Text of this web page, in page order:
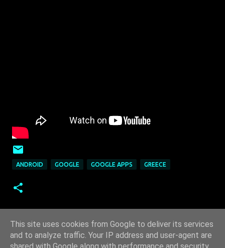
ANDROID GOOGLE GOOGLE APPS GREECE
This site uses cookies from Google to deliver its services
and to analyze traffic. Your IP address and user-agent are